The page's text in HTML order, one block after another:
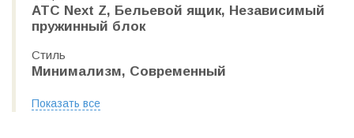
АТС Next Z, Бельевой ящик, Независимый
пружинный блок
Стиль
Минимализм, Современный
Показать все